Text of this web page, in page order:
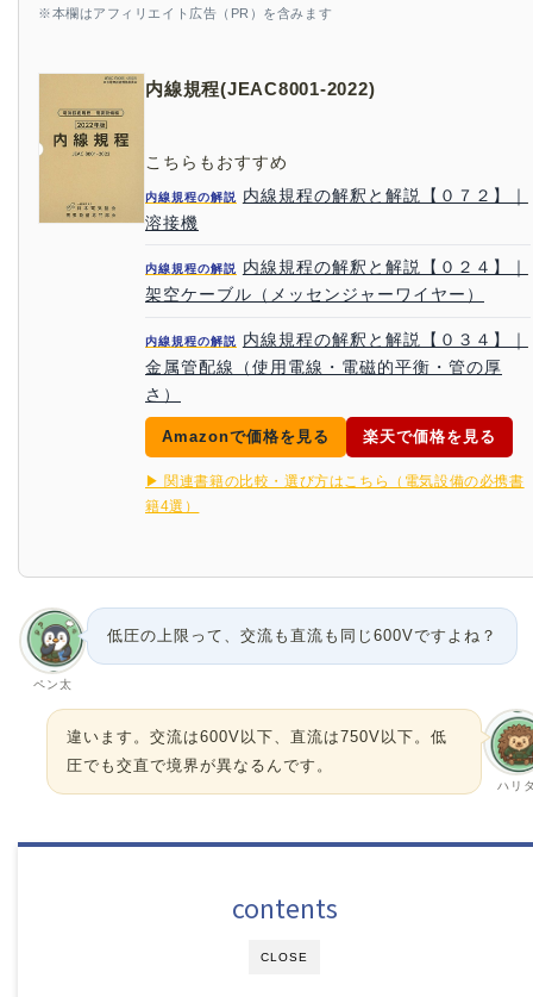
※本欄はアフィリエイト広告（PR）を含みます
内線規程(JEAC8001-2022)
こちらもおすすめ
内線規程の解説
内線規程の解釈と解説【０７２】｜
溶接機
内線規程の解説 内線規程の解釈と解説【０２４】｜
架空ケーブル（メッセンジャーワイヤー）
内線規程の解説
内線規程の解釈と解説【０３４】｜
金属管配線（使用電線・電磁的平衡・管の厚
さ）
Amazonで価格を見る 楽天で価格を見る
▶ 関連書籍の比較・選び方はこちら（電気設備の必携書
籍4選）
ペン太
低圧の上限って、交流も直流も同じ600Vですよね？
ハリ
違います。交流は600V以下、直流は750V以下。低
圧でも交直で境界が異なるんです。
CLOSE
contents